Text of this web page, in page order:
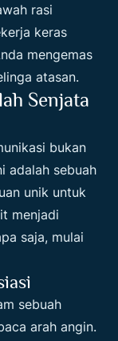
rasi
keras
mengemas
atasan.
Senjata
bukan
adalah sebuah
unik untuk
menjadi
saja, mulai
sebuah
arah angin.